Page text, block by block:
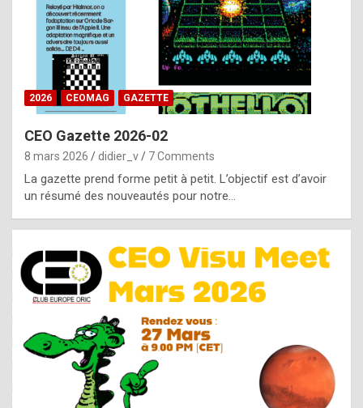
y
b
e
b
y
g
e
n
u
i
n
e
R
o
2026 CEOMAG GAZETTE
CEO Gazette 2026-02
8 mars 2026 didier_v 7 Comments
La gazette prend forme petit à petit. L’objectif est d’avoir
un résumé des nouveautés pour notre…